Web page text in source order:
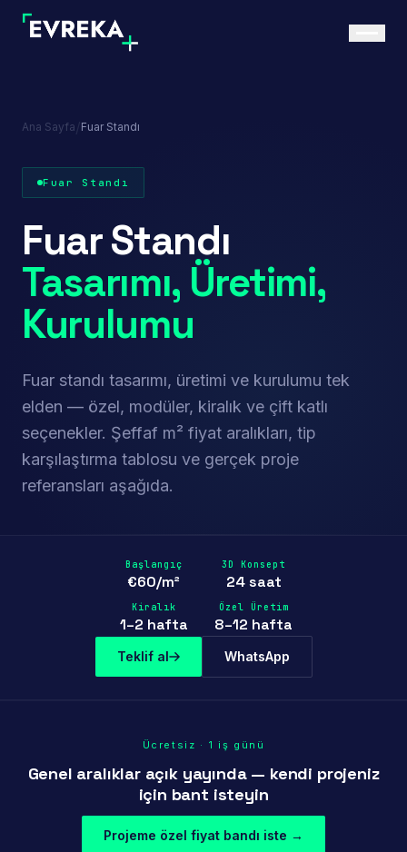
Ana Sayfa Fuar Standı
Fuar Standı
Fuar Standı
Tasarımı, Üretimi,
Kurulumu
Fuar standı tasarımı, üretimi ve kurulumu tek
elden — özel, modüler, kiralık ve çift katlı
seçenekler. Şeffaf m² fiyat aralıkları, tip
karşılaştırma tablosu ve gerçek proje
referansları aşağıda.
Başlangıç
€60/m²
3D Konsept
24 saat
Kiralık
1–2 hafta
Özel Üretim
8–12 hafta
Teklif al WhatsApp
Ücretsiz · 1 iş günü
Genel aralıklar açık yayında — kendi projeniz
için bant isteyin
Projeme özel fiyat bandı iste →
Öne Çıkan Proje
Porland — Ambiente Frankfurt 2025
Özel fuar standı tasarımı · Çok bölgeli düzen · Anahtar